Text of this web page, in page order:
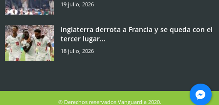
19 julio, 2026
Inglaterra derrota a Francia y se queda con el
tercer lugar...
18 julio, 2026
© Derechos reservados Vanguardia 2020.